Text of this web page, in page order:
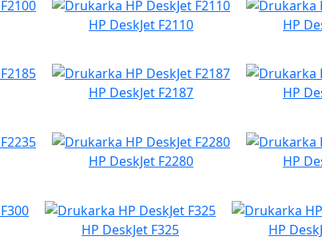
HP DeskJet F2110 HP
HP DeskJet F2187 HP
HP DeskJet F2280 HP
HP DeskJet F325 HP